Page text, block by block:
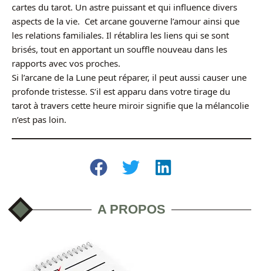
cartes du tarot. Un astre puissant et qui influence divers
aspects de la vie. Cet arcane gouverne l’amour ainsi que
les relations familiales. Il rétablira les liens qui se sont
brisés, tout en apportant un souffle nouveau dans les
rapports avec vos proches.
Si l’arcane de la Lune peut réparer, il peut aussi causer une
profonde tristesse. S’il est apparu dans votre tirage du
tarot à travers cette heure miroir signifie que la mélancolie
n’est pas loin.
A PROPOS